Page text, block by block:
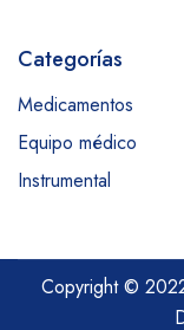
Categorías
Medicamentos
Equipo médico
Instrumental
Copyright ©